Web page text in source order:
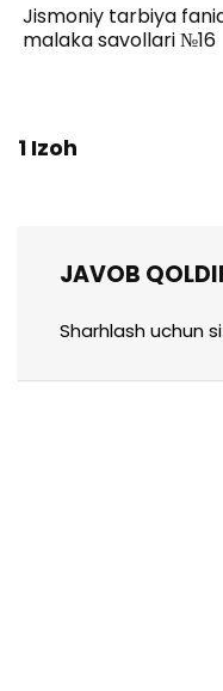
Jismoniy tarbiya
malaka savollari №16
1 Izoh
JAVOB
Sharhlash uchun